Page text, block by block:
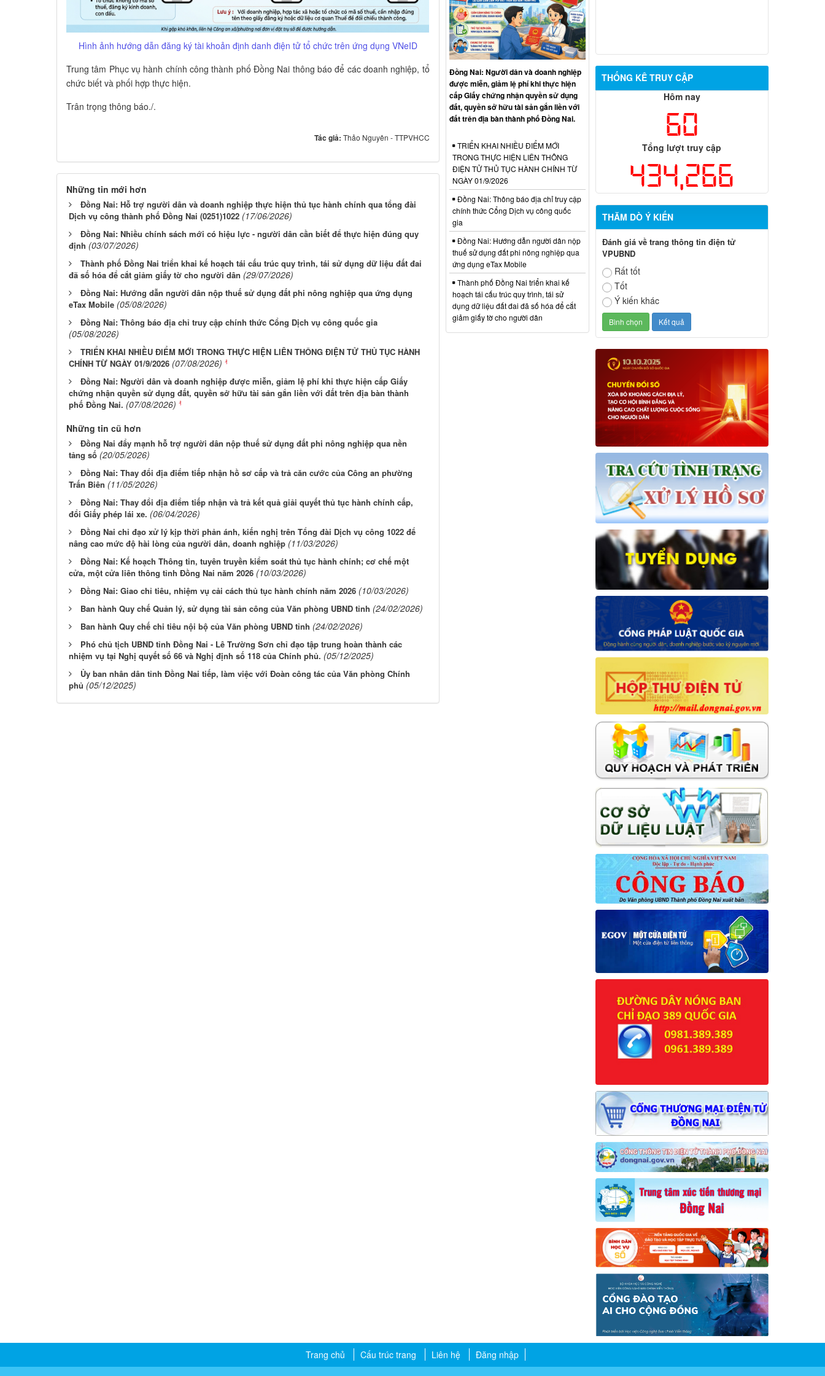
Hình ảnh hướng dẫn đăng ký tài khoản định danh điện tử tổ chức trên ứng dụng VNeID
Trung tâm Phục vụ hành chính công thành phố Đồng Nai thông báo để các doanh nghiệp, tổ
chức biết và phối hợp thực hiện.
Trân trọng thông báo./.
Tác giả: Thảo Nguyên - TTPVHCC
Những tin mới hơn
Đồng Nai: Hỗ trợ người dân và doanh nghiệp thực hiện thủ tục hành chính qua tổng đài
Dịch vụ công thành phố Đồng Nai (0251)1022 (17/06/2026)
Đồng Nai: Nhiều chính sách mới có hiệu lực - người dân cần biết để thực hiện đúng quy
định (03/07/2026)
Thành phố Đồng Nai triển khai kế hoạch tái cấu trúc quy trình, tái sử dụng dữ liệu đất đai
đã số hóa để cắt giảm giấy tờ cho người dân (29/07/2026)
Đồng Nai: Hướng dẫn người dân nộp thuế sử dụng đất phi nông nghiệp qua ứng dụng
eTax Mobile (05/08/2026)
Đồng Nai: Thông báo địa chỉ truy cập chính thức Cổng Dịch vụ công quốc gia
(05/08/2026)
TRIỂN KHAI NHIỀU ĐIỂM MỚI TRONG THỰC HIỆN LIÊN THÔNG ĐIỆN TỬ THỦ TỤC HÀNH
CHÍNH TỪ NGÀY 01/9/2026 (07/08/2026)
Đồng Nai: Người dân và doanh nghiệp được miễn, giảm lệ phí khi thực hiện cấp Giấy
chứng nhận quyền sử dụng đất, quyền sở hữu tài sản gắn liền với đất trên địa bàn thành
phố Đồng Nai. (07/08/2026)
Những tin cũ hơn
Đồng Nai đẩy mạnh hỗ trợ người dân nộp thuế sử dụng đất phi nông nghiệp qua nền
tảng số (20/05/2026)
Đồng Nai: Thay đổi địa điểm tiếp nhận hồ sơ cấp và trả căn cước của Công an phường
Trấn Biên (11/05/2026)
Đồng Nai: Thay đổi địa điểm tiếp nhận và trả kết quả giải quyết thủ tục hành chính cấp,
đổi Giấy phép lái xe. (06/04/2026)
Đồng Nai chỉ đạo xử lý kịp thời phản ánh, kiến nghị trên Tổng đài Dịch vụ công 1022 để
nâng cao mức độ hài lòng của người dân, doanh nghiệp (11/03/2026)
Đồng Nai: Kế hoạch Thông tin, tuyên truyền kiểm soát thủ tục hành chính; cơ chế một
cửa, một cửa liên thông tỉnh Đồng Nai năm 2026 (10/03/2026)
Đồng Nai: Giao chỉ tiêu, nhiệm vụ cải cách thủ tục hành chính năm 2026 (10/03/2026)
Ban hành Quy chế Quản lý, sử dụng tài sản công của Văn phòng UBND tỉnh (24/02/2026)
Ban hành Quy chế chi tiêu nội bộ của Văn phòng UBND tỉnh (24/02/2026)
Phó chủ tịch UBND tỉnh Đồng Nai - Lê Trường Sơn chỉ đạo tập trung hoàn thành các
nhiệm vụ tại Nghị quyết số 66 và Nghị định số 118 của Chính phủ. (05/12/2025)
Ủy ban nhân dân tỉnh Đồng Nai tiếp, làm việc với Đoàn công tác của Văn phòng Chính
phủ (05/12/2025)
THỐNG KÊ TRUY CẬP
Hôm nay
60
Tổng lượt truy cập
434,266
THĂM DÒ Ý KIẾN
Đánh giá về trang thông tin điện tử
VPUBND
Rất tốt
Tốt
Ý kiến khác
Đồng Nai: Người dân và doanh nghiệp
được miễn, giảm lệ phí khi thực hiện
cấp Giấy chứng nhận quyền sử dụng
đất, quyền sở hữu tài sản gắn liền với
đất trên địa bàn thành phố Đồng Nai.
TRIỂN KHAI NHIỀU ĐIỂM MỚI
TRONG THỰC HIỆN LIÊN THÔNG
ĐIỆN TỬ THỦ TỤC HÀNH CHÍNH TỪ
NGÀY 01/9/2026
Đồng Nai: Thông báo địa chỉ truy cập
chính thức Cổng Dịch vụ công quốc
gia
Đồng Nai: Hướng dẫn người dân nộp
thuế sử dụng đất phi nông nghiệp qua
ứng dụng eTax Mobile
Thành phố Đồng Nai triển khai kế
hoạch tái cấu trúc quy trình, tái sử
dụng dữ liệu đất đai đã số hóa để cắt
giảm giấy tờ cho người dân
Trang chủ Cấu trúc trang Liên hệ Đăng nhập